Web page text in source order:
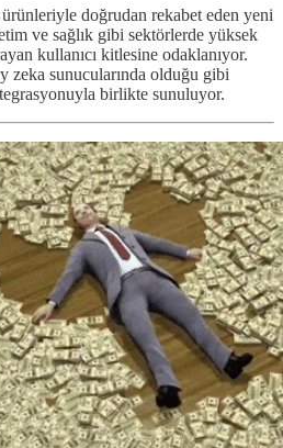
doğrudan rekabet eden yeni
ve sağlık gibi sektörlerde yüksek
kullanıcı kitlesine odaklanıyor.
zeka sunucularında olduğu gibi
birlikte sunuluyor.